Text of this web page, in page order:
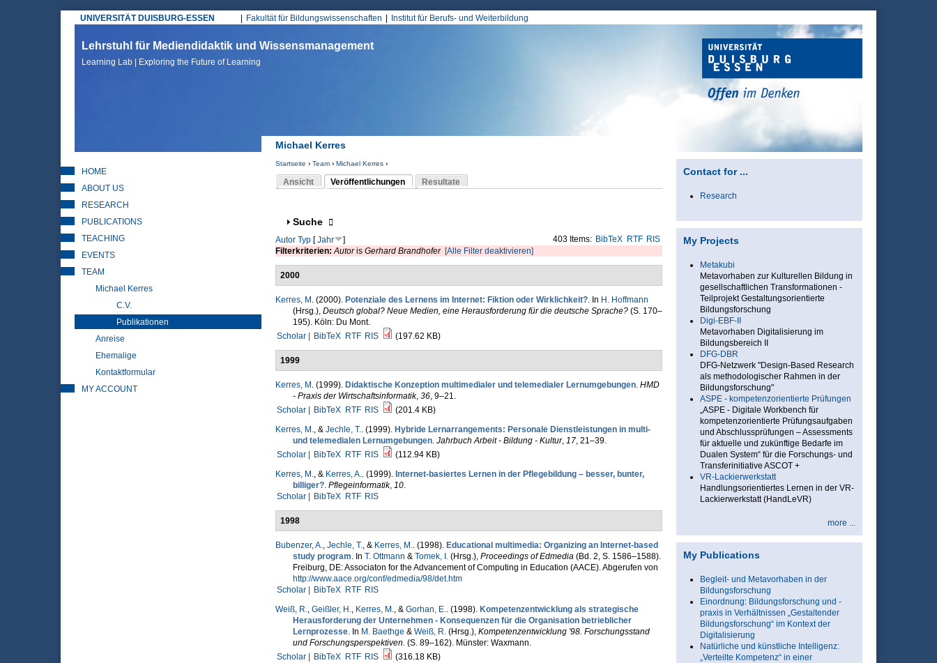
UNIVERSITÄT DUISBURG-ESSEN
Hauptmenü
Fakultät für Bildungswissenschaften Institut für Berufs- und Weiterbildung
Lehrstuhl für Mediendidaktik und Wissensmanagement
Learning Lab | Exploring the Future of Learning
Michael Kerres
Sie sind hier
Startseite › Team› Michael Kerres›
Ansicht
Veröffentlichungen
(aktiver Reiter)
Resultate
Anzeigen
Suche
403 Items: BibTeX RTF RIS
Autor Typ[Jahr
]
Filterkriterien:Autoris Gerhard Brandhofer [Alle Filter deaktivieren]
2000
Kerres, M . (2000). Potenziale des Lernens im Internet: Fiktion oder Wirklichkeit?. In H. Hoffmann
(Hrsg.), Deutsch global? Neue Medien, eine Herausforderung für die deutsche Sprache?(S. 170–
195). Köln: Du Mont.
Scholar |
BibTeX RTF RIS (197.62 KB)
1999
Kerres, M . (1999). Didaktische Konzeption multimedialer und telemedialer Lernumgebungen. HMD
- Praxis der Wirtschaftsinformatik, 36, 9–21.
Scholar |
BibTeX RTF RIS
(201.4 KB)
Kerres, M., & Jechle, T.. (1999). Hybride Lernarrangements: Personale Dienstleistungen in multi-
und telemedialen Lernumgebungen. Jahrbuch Arbeit - Bildung - Kultur, 17, 21–39.
Scholar |
BibTeX RTF RIS
(112.94 KB)
Kerres, M., & Kerres, A.. (1999). Internet-basiertes Lernen in der Pflegebildung – besser, bunter,
billiger?. Pflegeinformatik, 10.
Scholar |
BibTeX RTF RIS
1998
Bubenzer, A., Jechle, T., & Kerres, M.. (1998). Educational multimedia: Organizing an Internet-based
study program. In T. Ottmann & Tomek, I.(Hrsg.), Proceedings of Edmedia(Bd. 2, S. 1586–1588).
Freiburg, DE: Associaton for the Advancement of Computing in Education (AACE). Abgerufen von
http://www.aace.org/conf/edmedia/98/det.htm
Scholar |
BibTeX RTF RIS
Weiß, R., Geißler, H., Kerres, M., & Gorhan, E.. (1998). Kompetenzentwicklung als strategische
Herausforderung der Unternehmen - Konsequenzen für die Organisation betrieblicher
Lernprozesse. In M. Baethge & Weiß, R.(Hrsg.), Kompetenzentwicklung '98. Forschungsstand
und Forschungsperspektiven. (S. 89–162). Münster: Waxmann.
Scholar |
BibTeX RTF RIS
(316.18 KB)
HOME
ABOUT US
RESEARCH
PUBLICATIONS
TEACHING
EVENTS
TEAM
Michael Kerres
C.V.
Publikationen
Anreise
Ehemalige
Kontaktformular
MY ACCOUNT
Contact for ...
Research
My Projects
Metakubi
Metavorhaben zur Kulturellen Bildung in
gesellschaftlichen Transformationen -
Teilprojekt Gestaltungsorientierte
Bildungsforschung
Digi-EBF-II
Metavorhaben Digitalisierung im
Bildungsbereich II
DFG-DBR
DFG-Netzwerk "Design-Based Research
als methodologischer Rahmen in der
Bildungsforschung"
ASPE - kompetenzorientierte Prüfungen
„ASPE - Digitale Workbench für
kompetenzorientierte Prüfungsaufgaben
und Abschlussprüfungen – Assessments
für aktuelle und zukünftige Bedarfe im
Dualen System“ für die Forschungs- und
Transferinitiative ASCOT +
VR-Lackierwerkstatt
Handlungsorientiertes Lernen in der VR-
Lackierwerkstatt (HandLeVR)
more ...
My Publications
Begleit- und Metavorhaben in der
Bildungsforschung
Einordnung: Bildungsforschung und -
praxis in Verhältnissen „Gestaltender
Bildungsforschung“ im Kontext der
Digitalisierung
Natürliche und künstliche Intelligenz:
„Verteilte Kompetenz“ in einer